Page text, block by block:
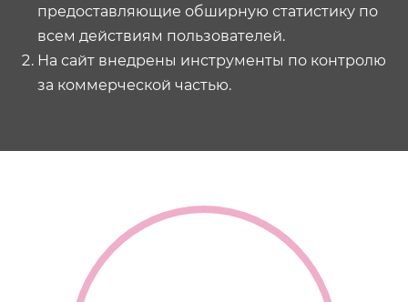
предоставляющие обширную статистику по
всем действиям пользователей.
На сайт внедрены инструменты по контролю
за коммерческой частью.